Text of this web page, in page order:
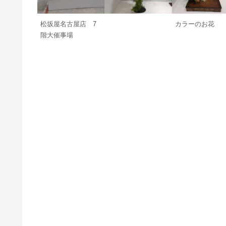
松坂屋名古屋店 7
階大催事場
カラーのお花